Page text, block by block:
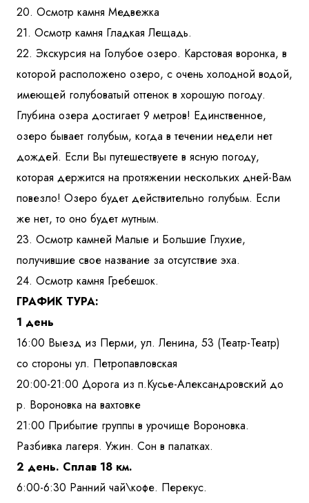
20. Осмотр камня Медвежка
21. Осмотр камня Гладкая Лещадь.
22. Экскурсия на Голубое озеро. Карстовая воронка, в
которой расположено озеро, с очень холодной водой,
имеющей голубоватый оттенок в хорошую погоду.
Глубина озера достигает 9 метров! Единственное,
озеро бывает голубым, когда в течении недели нет
дождей. Если Вы путешествуете в ясную погоду,
которая держится на протяжении нескольких дней-Вам
повезло! Озеро будет действительно голубым. Если
же нет, то оно будет мутным.
23. Осмотр камней Малые и Большие Глухие,
получившие свое название за отсутствие эха.
24. Осмотр камня Гребешок.
ГРАФИК ТУРА:
1 день
16:00 Выезд из Перми, ул. Ленина, 53 (Театр-Театр)
со стороны ул. Петропавловская
20:00-21:00 Дорога из п.Кусье-Александровский до
р. Вороновка на вахтовке
21:00 Прибытие группы в урочище Вороновка.
Разбивка лагеря. Ужин. Сон в палатках.
2 день. Сплав 18 км.
6:00-6:30 Ранний чай\кофе. Перекус.